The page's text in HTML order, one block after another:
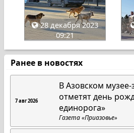
28 декабря 2023
09:21
Ранее в новостях
7 авг 2026
В Азовском
отметят день
единорога»
Газета «Приазовье»